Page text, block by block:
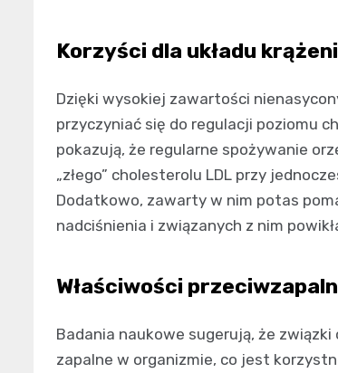
Korzyści dla układu
Dzięki wysokiej zawartości
przyczyniać się do regulacji poziomu
pokazują, że regularne spożywanie
„złego” cholesterolu LDL przy
Dodatkowo, zawarty w nim potas
nadciśnienia i związanych z nim
Właściwości
Badania naukowe sugerują, że
zapalne w organizmie, co jest